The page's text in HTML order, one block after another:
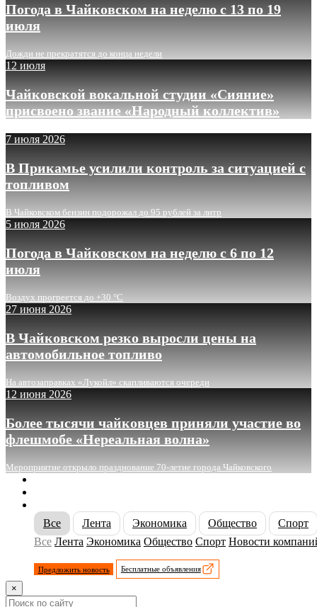
Погода в Чайковском на неделю с 13 по 19
июля
Дожди не прекратятся до конца недели
12 июля
Чайковской вокальной студии «Сияние»
присвоено звание «Народный коллектив»
7 июля 2026
В Прикамье усилили контроль за ситуацией с
топливом
В Чайковском бензин подорожал до 95 рублей за литр
5 июля 2026
Погода в Чайковском на неделю с 6 по 12
июля
Воздух прогреется до +30 °C
27 июня 2026
В Чайковском резко выросли цены на
автомобильное топливо
На автозаправках «Лукойл» скапливаются очереди
12 июня 2026
Более тысячи чайковцев приняли участие во
флешмобе «Нереальная волна»
Мероприятие открыло празднование 70-летие города Чайковского
Все
Лента Экономика Общество
Спорт
Все Лента Экономика Общество Спорт Новости
Предложить новость Бесплатные объявления
×